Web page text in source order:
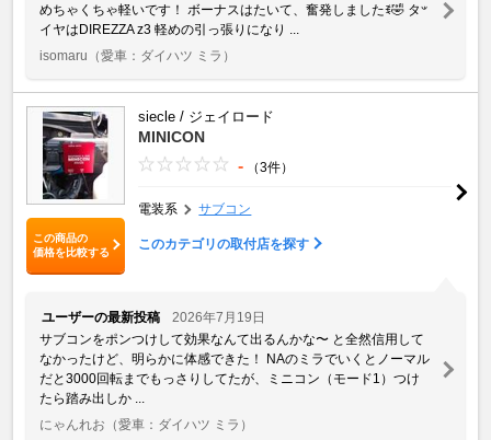
めちゃくちゃ軽いです！ ボーナスはたいて、奮発しましたꉂ🤣𐤔‪ タ
イヤはDIREZZA z3 軽めの引っ張りになり ...
isomaru （愛車：ダイハツ ミラ）
この商品の
価格を比較する
siecle / ジェイロード
MINICON
- （3件）
電装系 サブコン
このカテゴリの取付店を探す
ユーザーの最新投稿
2026年7月19日
サブコンをポンつけして効果なんて出るんかな〜 と全然信用して
なかったけど、明らかに体感できた！ NAのミラでいくとノーマル
だと3000回転までもっさりしてたが、ミニコン（モード1）つけ
たら踏み出しか ...
にゃんれお （愛車：ダイハツ ミラ）